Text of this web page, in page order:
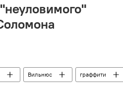
Вильнюс граффити